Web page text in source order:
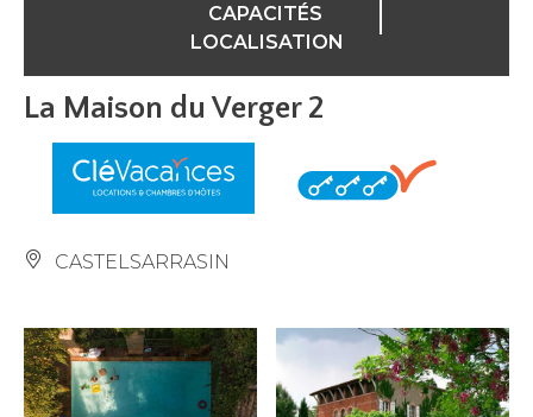
CAPACITÉS
LOCALISATION
La Maison du Verger 2
CASTELSARRASIN